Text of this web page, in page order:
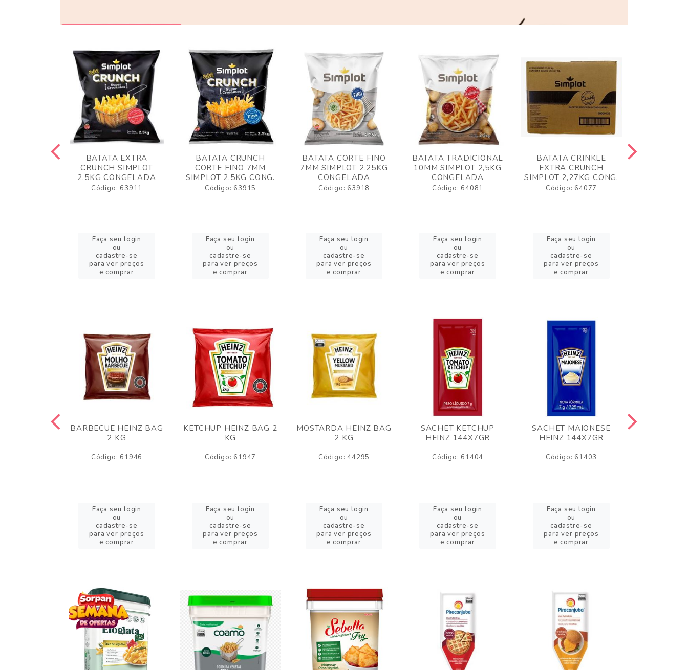
BATATA EXTRA
CRUNCH SIMPLOT
2,5KG CONGELADA
Código: 63911
Faça seu login
ou
cadastre-se
para ver preços
e comprar
BATATA CRUNCH
CORTE FINO 7MM
SIMPLOT 2,5KG CONG.
Código: 63915
Faça seu login
ou
cadastre-se
para ver preços
e comprar
BATATA CORTE FINO
7MM SIMPLOT 2,25KG
CONGELADA
Código: 63918
Faça seu login
ou
cadastre-se
para ver preços
e comprar
BATATA TRADICIONAL
10MM SIMPLOT 2,5KG
CONGELADA
Código: 64081
Faça seu login
ou
cadastre-se
para ver preços
e comprar
BATATA CRINKLE
EXTRA CRUNCH
SIMPLOT 2,27KG CONG.
Código: 64077
Faça seu login
ou
cadastre-se
para ver preços
e comprar
BARBECUE HEINZ BAG
2 KG
Código: 61946
Faça seu login
ou
cadastre-se
para ver preços
e comprar
KETCHUP HEINZ BAG 2
KG
Código: 61947
Faça seu login
ou
cadastre-se
para ver preços
e comprar
MOSTARDA HEINZ BAG
2 KG
Código: 44295
Faça seu login
ou
cadastre-se
para ver preços
e comprar
SACHET KETCHUP
HEINZ 144X7GR
Código: 61404
Faça seu login
ou
cadastre-se
para ver preços
e comprar
SACHET MAIONESE
HEINZ 144X7GR
Código: 61403
Faça seu login
ou
cadastre-se
para ver preços
e comprar